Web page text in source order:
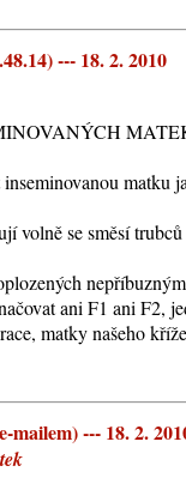
--- 18. 2. 2010
volně se směsí
ani F1 ani F2,
matky našeho
mailem) --- 18. 2.